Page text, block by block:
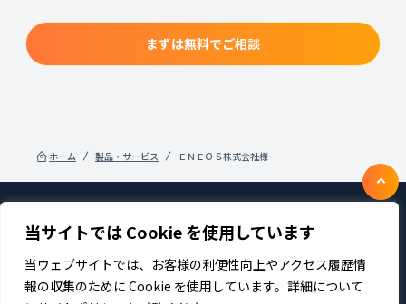
当サイトでは Cookie を使用しています
当ウェブサイトでは、お客様の利便性向上やアクセス履歴情
報の収集のために Cookie を使用しています。詳細について
まずは無料でご相談
ホーム 製品・サービス ＥＮＥＯＳ株式会社様
製品・サービス 企業情報
採用
IR情報
ニュース
サステナビリティ
プライバシーポリシー
お問い合わせ